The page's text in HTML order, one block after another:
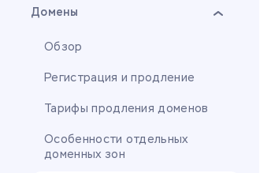
Домены
Обзор
Регистрация и продление
Тарифы продления доменов
Особенности отдельных
доменных зон